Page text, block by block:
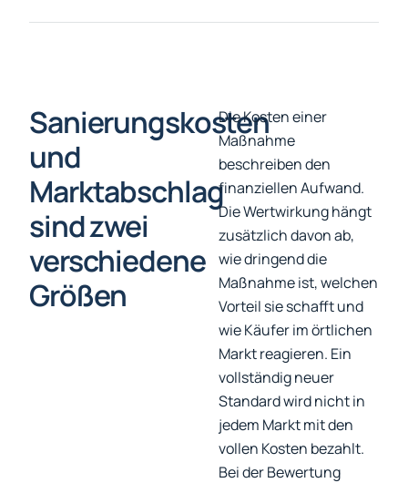
Sanierungskosten
und
Marktabschlag
sind zwei
verschiedene
Größen
Die Kosten einer
Maßnahme
beschreiben den
finanziellen Aufwand.
Die Wertwirkung hängt
zusätzlich davon ab,
wie dringend die
Maßnahme ist, welchen
Vorteil sie schafft und
wie Käufer im örtlichen
Markt reagieren. Ein
vollständig neuer
Standard wird nicht in
jedem Markt mit den
vollen Kosten bezahlt.
Bei der Bewertung